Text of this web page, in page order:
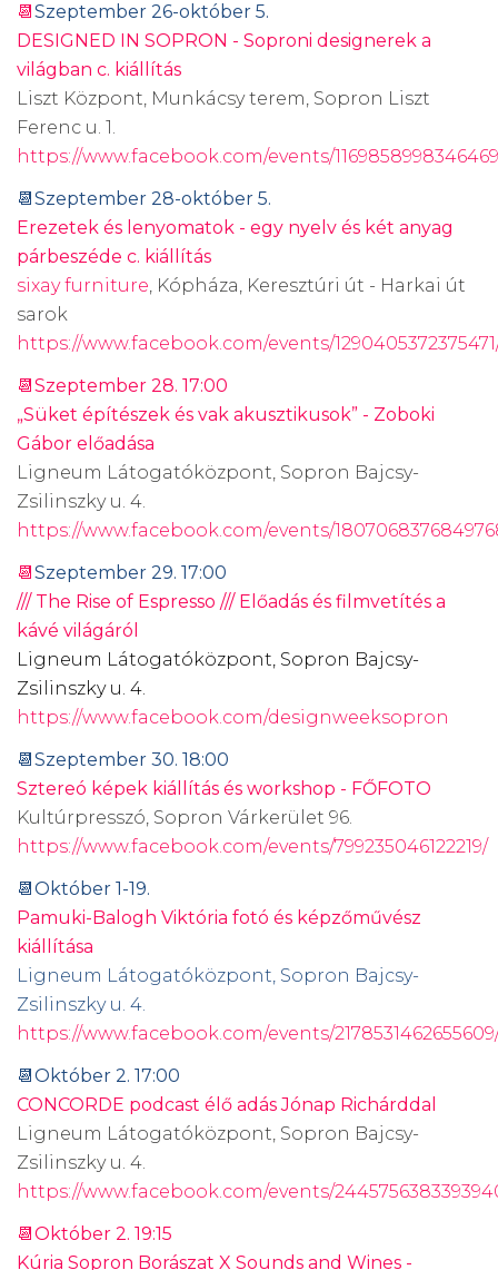
📆Szeptember 26-október 5.
DESIGNED IN SOPRON - Soproni designerek a
világban c. kiállítás
Liszt Központ, Munkácsy terem, Sopron Liszt
Ferenc u. 1.
https://www.facebook.com/events/
📆Szeptember 28-október 5.
Erezetek és lenyomatok - egy nyelv és két anyag
párbeszéde c. kiállítás
sixay furniture, Kópháza, Keresztúri út - Harkai út
sarok
https://www.facebook.com/events/
📆Szeptember 28. 17:00
„Süket építészek és vak akusztikusok” - Zoboki
Gábor előadása
Ligneum Látogatóközpont, Sopron Bajcsy-
Zsilinszky u. 4.
https://www.facebook.com/events/
📆Szeptember 29. 17:00
/// The Rise of Espresso /// Előadás és filmvetítés a
kávé világáról
Ligneum Látogatóközpont, Sopron Bajcsy-
Zsilinszky u. 4.
https://www.facebook.com/designweeksopron
📆Szeptember 30. 18:00
Sztereó képek kiállítás és workshop - FŐFOTO
Kultúrpresszó, Sopron Várkerület 96.
https://www.facebook.com/events/799235046122219/
📆Október 1-19.
Pamuki-Balogh Viktória fotó és képzőművész
kiállítása
Ligneum Látogatóközpont, Sopron Bajcsy-
Zsilinszky u. 4.
https://www.facebook.com/events/
📆Október 2. 17:00
CONCORDE podcast élő adás Jónap Richárddal
Ligneum Látogatóközpont, Sopron Bajcsy-
Zsilinszky u. 4.
https://www.facebook.com/events/
📆Október 2. 19:15
Kúria Sopron Borászat X Sounds and Wines -